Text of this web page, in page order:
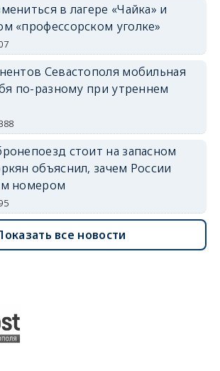
в лагере «Чайка» и
«профессорском уголке»
Севастополя мобильная
по-разному при утреннем
стоит на запасном
объяснил, зачем России
номером
все новости